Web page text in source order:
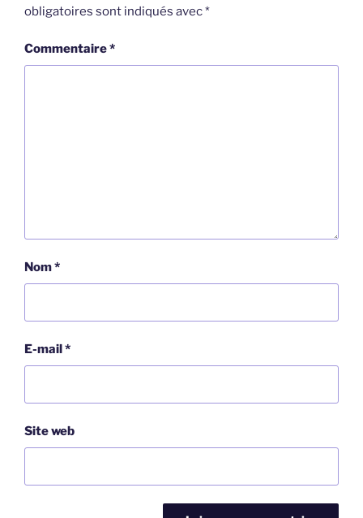
obligatoires sont indiqués avec*
Commentaire*
Nom*
E-mail *
Site web